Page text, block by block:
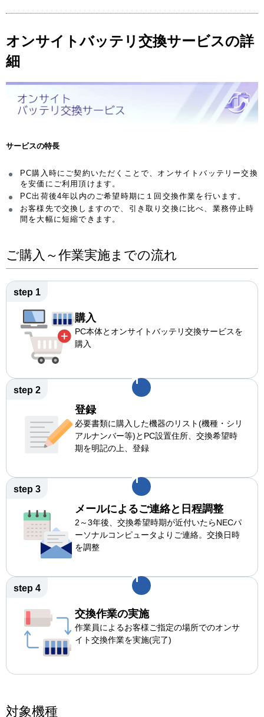
オンサイトバッテリ交換サービスの詳
細
サービスの特長
PC購入時にご契約いただくことで、オンサイトバッテリー交換
を安価にご利用頂けます。
PC出荷後4年以内のご希望時期に１回交換作業を行います。
お客様先で交換しますので、引き取り交換に比べ、業務停止時
間を大幅に短縮できます。
ご購入～作業実施までの流れ
step 1
購入
PC本体とオンサイトバッテリ交換サービスを
購入
step 2
登録
必要書類に購入した機器のリスト(機種・シリ
アルナンバー等)とPC設置住所、交換希望時
期を明記の上、登録
step 3
メールによるご連絡と日程調整
2～3年後、交換希望時期が近付いたらNECパ
ーソナルコンピュータよりご連絡。交換日時
を調整
step 4
交換作業の実施
作業員によるお客様ご指定の場所でのオンサ
イト交換作業を実施(完了)
対象機種